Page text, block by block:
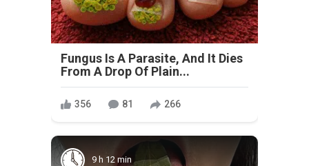
Fungus Is A Parasite, And It Dies
From A Drop Of Plain...
356 81 266
9 h 12 min